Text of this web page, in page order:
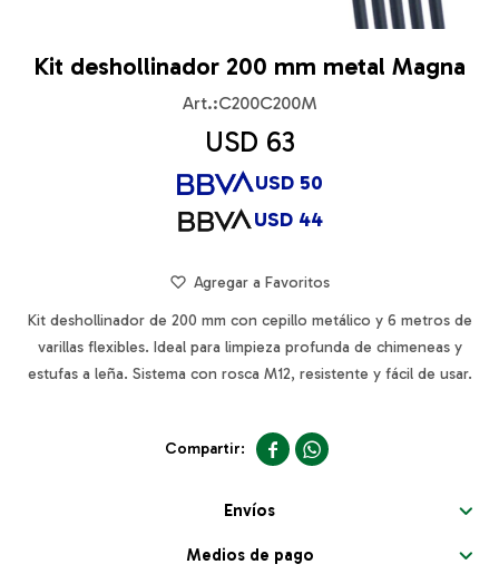
Kit deshollinador 200 mm metal Magna
C200C200M
USD 63
USD 44
USD 50
Kit deshollinador de 200 mm con cepillo metálico y 6 metros de
varillas flexibles. Ideal para limpieza profunda de chimeneas y
estufas a leña. Sistema con rosca M12, resistente y fácil de usar.
 
Envíos
Medios de pago